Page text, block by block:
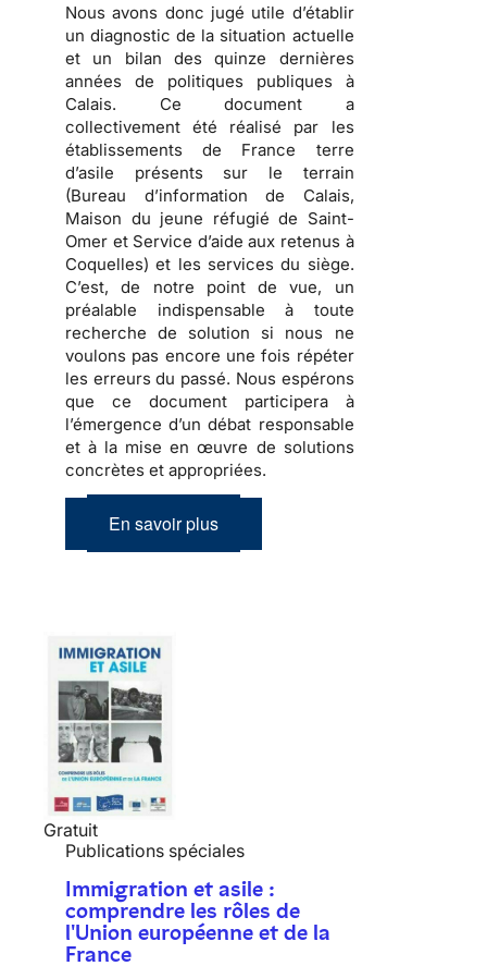
Nous avons donc jugé utile d’établir
un diagnostic de la situation actuelle
et un bilan des quinze dernières
années de politiques publiques à
Calais. Ce document a
collectivement été réalisé par les
établissements de France terre
d’asile présents sur le terrain
(Bureau d’information de Calais,
Maison du jeune réfugié de Saint-
Omer et Service d’aide aux retenus à
Coquelles) et les services du siège.
C’est, de notre point de vue, un
préalable indispensable à toute
recherche de solution si nous ne
voulons pas encore une fois répéter
les erreurs du passé. Nous espérons
que ce document participera à
l’émergence d’un débat responsable
et à la mise en œuvre de solutions
concrètes et appropriées.
En savoir plus
Gratuit
Publications spéciales
Immigration et asile :
comprendre les rôles de
l'Union européenne et de la
France